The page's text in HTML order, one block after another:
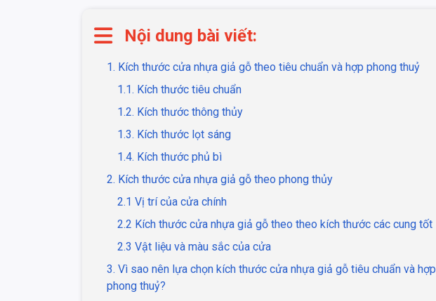
Nội dung bài viết:
1. Kích thước cửa nhựa giả gỗ theo tiêu chuẩn và hợp phong thuỷ
1.1. Kích thước tiêu chuẩn
1.2. Kích thước thông thủy
1.3. Kích thước lọt sáng
1.4. Kích thước phủ bì
2. Kích thước cửa nhựa giả gỗ theo phong thủy
2.1 Vị trí của cửa chính
2.2 Kích thước cửa nhựa giả gỗ theo theo kích thước các cung tốt
2.3 Vật liệu và màu sắc của cửa
3. Vì sao nên lựa chọn kích thước cửa nhựa giả gỗ tiêu chuẩn và hợp
phong thuỷ?